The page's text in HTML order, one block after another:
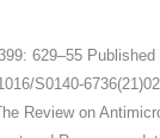
629–55
S0140-
Review on